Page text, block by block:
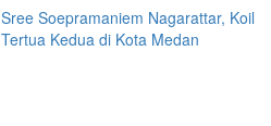
Sree Soepramaniem Nagarattar, Koil
Tertua Kedua di Kota Medan